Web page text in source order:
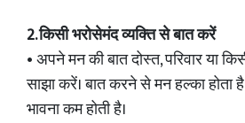
2. किसी भरोसेमंद व्यक्ति से बात करें
• अपने मन की बात दोस्त, परिवार या
साझा करें। बात करने से मन हल्का
भावना कम होती है।